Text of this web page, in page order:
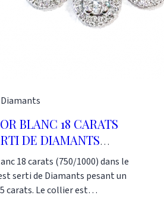
Diamants
BLANC 18 CARATS
DE DIAMANTS
18 carats (750/1000) dans le
serti de Diamants pesant un
carats. Le collier est